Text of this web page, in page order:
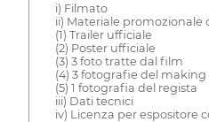
i) Filmato
ii) Materiale promozionale
(1) Trailer ufficiale
(2) Poster ufficiale
(3) 3 foto tratte dal film
(4) 3 fotografie del making
(5) 1 fotografia del regista
iii) Dati tecnici
iv) Licenza per espositore